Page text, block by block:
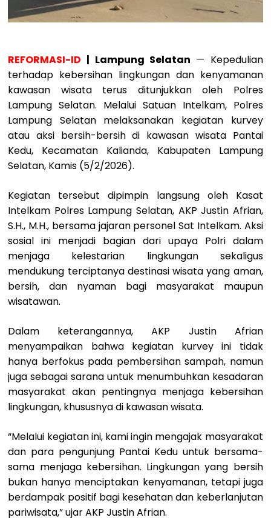
REFORMASI-ID | Lampung Selatan — Kepedulian
terhadap kebersihan lingkungan dan kenyamanan
kawasan wisata terus ditunjukkan oleh Polres
Lampung Selatan. Melalui Satuan Intelkam, Polres
Lampung Selatan melaksanakan kegiatan kurvey
atau aksi bersih-bersih di kawasan wisata Pantai
Kedu, Kecamatan Kalianda, Kabupaten Lampung
Selatan, Kamis (5/2/2026).
Kegiatan tersebut dipimpin langsung oleh Kasat
Intelkam Polres Lampung Selatan, AKP Justin Afrian,
S.H., M.H., bersama jajaran personel Sat Intelkam. Aksi
sosial ini menjadi bagian dari upaya Polri dalam
menjaga kelestarian lingkungan sekaligus
mendukung terciptanya destinasi wisata yang aman,
bersih, dan nyaman bagi masyarakat maupun
wisatawan.
Dalam keterangannya, AKP Justin Afrian
menyampaikan bahwa kegiatan kurvey ini tidak
hanya berfokus pada pembersihan sampah, namun
juga sebagai sarana untuk menumbuhkan kesadaran
masyarakat akan pentingnya menjaga kebersihan
lingkungan, khususnya di kawasan wisata.
“Melalui kegiatan ini, kami ingin mengajak masyarakat
dan para pengunjung Pantai Kedu untuk bersama-
sama menjaga kebersihan. Lingkungan yang bersih
bukan hanya menciptakan kenyamanan, tetapi juga
berdampak positif bagi kesehatan dan keberlanjutan
pariwisata,” ujar AKP Justin Afrian.